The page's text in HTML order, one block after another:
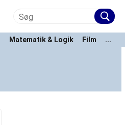
Matematik & Logik Film ...